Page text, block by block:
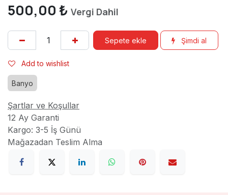
500,00 ₺ Vergi Dahil
Sepete ekle Şimdi al
Add to wishlist
Banyo
Şartlar ve Koşullar
12 Ay Garanti
Kargo: 3-5 İş Günü
Mağazadan Teslim Alma